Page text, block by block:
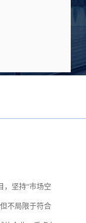
，坚持“市场空
不局限于符合